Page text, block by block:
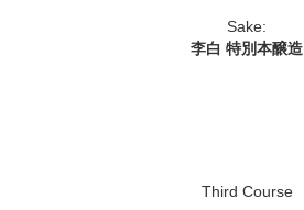
Sake:
李白 特別本醸造
Third Course